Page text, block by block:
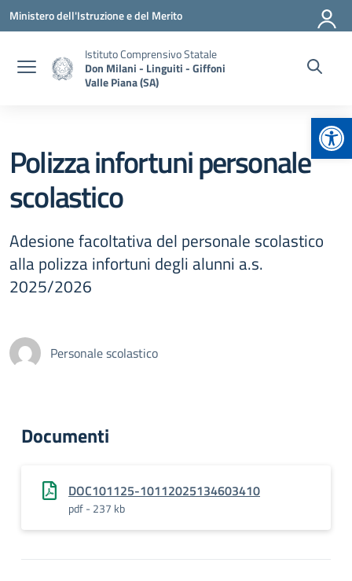
Vai ai contenuti
Vai al menu di navigazione
Vai al footer
Ministero dell'Istruzione e del Merito
Istituto Comprensivo Statale
Don Milani - Linguiti - Giffoni
Valle Piana (SA)
Polizza infortuni personale
scolastico
Adesione facoltativa del personale scolastico
alla polizza infortuni degli alunni a.s.
2025/2026
Personale scolastico
Documenti
DOC101125-10112025134603410
pdf - 237 kb